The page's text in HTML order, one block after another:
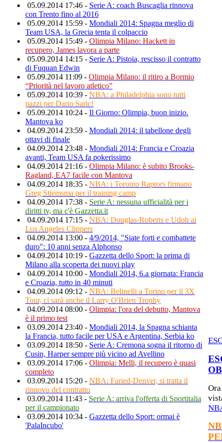
05.09.2014 17:46 - Serie A: coach Buscaglia rinnova
con Trento fino al 2016
05.09.2014 15:59 - Mondiali 2014: Spagna meglio di
Team USA, la Grecia tenta il colpaccio
05.09.2014 15:49 - Olimpia Milano: Hackett in
recupero, James lavora a parte
05.09.2014 14:15 - Serie A: Pistoia, rescisso il contratto
di Fuquan Edwin
05.09.2014 11:09 - Olimpia Milano: il ritiro a Bormio
“Priorità nel lavoro atletico”
05.09.2014 10:39 - NBA: a Philadelphia sono tutti
pazzi per Dario Saric!
05.09.2014 10:24 - Il Giorno: Olimpia, buon inizio.
Mantova ko
04.09.2014 23:59 - Mondiali 2014: il tabellone degli
ottavi di finale
04.09.2014 23:48 - Mondiali 2014: Francia e Croazia
avanti, Team USA fa pokerissimo
04.09.2014 21:16 - Olimpia Milano: è subito Brooks-
Ragland, EA7 facile con Mantova
04.09.2014 18:35 - NBA: i Toronto Raptors firmano
Greg Stiemsma per il training camp
04.09.2014 17:38 - Serie A: nessuna ufficialità per i
diritti tv, ma c'è Gazzetta.it
04.09.2014 17:15 - NBA: Douglas-Roberts e Udoh ai
Los Angeles Clippers
04.09.2014 13:00 - 4/9/2014, "Siate forti e combattete
duro": 10 anni senza Alphonso
04.09.2014 10:19 - Gazzetta dello Sport: la prima di
Milano alla scoperta dei nuovi play
04.09.2014 10:00 - Mondiali 2014, 6.a giornata: Francia
e Croazia, tutto in 40 minuti
04.09.2014 09:12 - NBA: Belinelli a Torino per il 3X
Tour, ci sarà anche il Larry O'Brien Trophy
04.09.2014 08:00 - Olimpia: l'ora del debutto, Mantova
è il primo test
03.09.2014 23:40 - Mondiali 2014, la Spagna schianta
la Francia, tutto facile per USA e Argentina, Serbia ko
03.09.2014 18:50 - Serie A: Cremona sogna il ritorno di
Cusin, Harper sempre più vicino ad Avellino
03.09.2014 17:06 - Olimpia: Melli, il recupero è quasi
completo
03.09.2014 15:20 - NBA: Faried-Denver, si tratta il
rinnovo del contratto
03.09.2014 11:43 - Serie A: arriva l'offerta di Sportitalia
per il campionato
03.09.2014 10:34 - Gazzetta dello Sport: ormai è
'PalaIncubo'